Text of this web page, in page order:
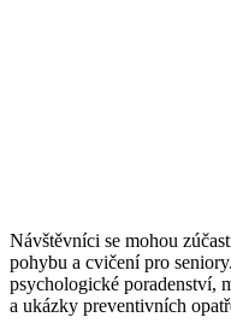
Návštěvníci se mohou
pohybu a cvičení pro
psychologické poradenství,
a ukázky preventivních